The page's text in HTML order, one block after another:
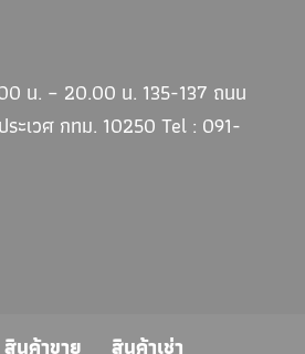
น. – 20.00 น. 135-137 ถนน
ะเวศ กทม. 10250 Tel : 091-
สินค้าขาย สินค้าเช่า